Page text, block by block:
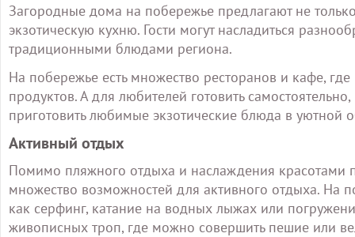
Загородные дома на побережье предлагают не
экзотическую кухню. Гости могут насладиться
традиционными блюдами региона.
На побережье есть множество ресторанов и кафе,
продуктов. А для любителей готовить
приготовить любимые экзотические блюда в уютной
Активный отдых
Помимо пляжного отдыха и наслаждения
множество возможностей для активного отдыха. На
как серфинг, катание на водных лыжах или
живописных троп, где можно совершить пешие или